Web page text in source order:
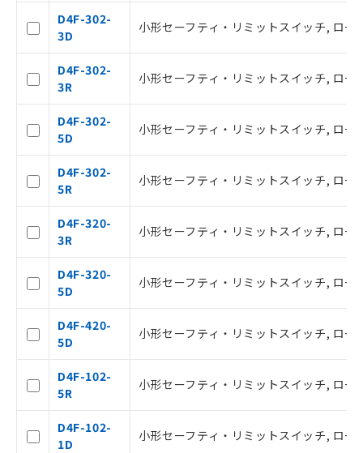
D4F-302-
3D
小形セーフティ・リミットスイッチ, ロ
D4F-302-
3R
小形セーフティ・リミットスイッチ, ロ
D4F-302-
5D
小形セーフティ・リミットスイッチ, ロ
D4F-302-
5R
小形セーフティ・リミットスイッチ, ロ
D4F-320-
3R
小形セーフティ・リミットスイッチ, ロ
D4F-320-
5D
小形セーフティ・リミットスイッチ, ロ
D4F-420-
5D
小形セーフティ・リミットスイッチ, ロ
D4F-102-
5R
小形セーフティ・リミットスイッチ, ロ
D4F-102-
1D
小形セーフティ・リミットスイッチ, ロ
号
一定数には満たないが在庫あり
－
在庫なし(最新の在庫状況につ
いては、お客様のお取引先、ま
たはお客様担当のオムロン制御
機器販売店・当社販売員にご確
認ください)
空
受注生産機種、また在庫状況の
本サービスの対象外となる商品もある
ことをご了承ください。
記載している更新日時点での社内デー
タに基づき作成されるものであり、閲
準価格とは異なる場合があることをご
了承ください。
様のお取引先、またはお客様担当のオ
ムロン制御機器販売店・当社販売員に
オムロン制御機器販売店や当社販売拠
販売ネットワーク
」をご確認
在庫状況および標準価格結果を当社の
事前の承諾なく第三者に漏洩または開
マイパーツ機能（部品リスト作成サー
ビス）をご利用いただくには、I-Web
あります。
お客様が当ウェブサイト上で当社にご
および当社の共同利用者が、当社の製
品・サービスに関するお客様との取